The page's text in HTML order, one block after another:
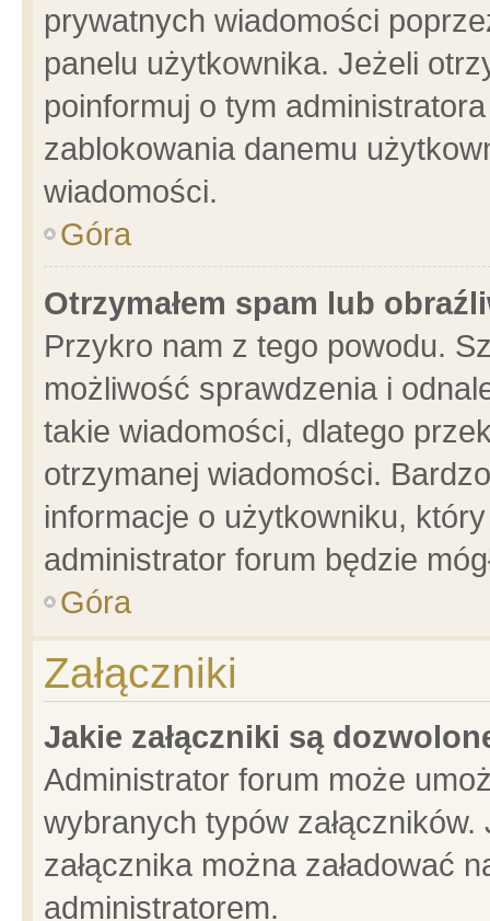
prywatnych wiadomości
panelu użytkownika. Jeżeli
poinformuj o tym
zablokowania danemu
wiadomości.
Góra
Otrzymałem spam lub
Przykro nam z tego powodu.
możliwość sprawdzenia i
takie wiadomości, dlatego
otrzymanej wiadomości.
informacje o użytkowniku,
administrator forum będzie
Góra
Załączniki
Jakie załączniki są
Administrator forum może
wybranych typów
załącznika można załadować
administratorem.